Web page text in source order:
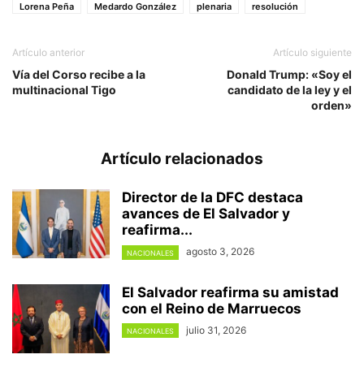
Lorena Peña
Medardo González plenaria resolución
Artículo anterior
Vía del Corso recibe a la
multinacional Tigo
Artículo siguiente
Donald Trump: «Soy el
candidato de la ley y el
orden»
Artículo relacionados
Director de la DFC destaca
avances de El Salvador y
reafirma...
NACIONALES agosto 3, 2026
El Salvador reafirma su amistad
con el Reino de Marruecos
NACIONALES julio 31, 2026